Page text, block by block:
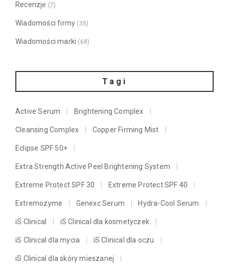
Recenzje (7)
Wiadomości firmy (35)
Wiadomości marki (68)
Tagi
Active Serum Brightening Complex
Cleansing Complex Copper Firming Mist
Eclipse SPF 50+
Extra Strength Active Peel Brightening System
Extreme Protect SPF 30 Extreme Protect SPF 40
Extremozyme Genexc Serum Hydra-Cool Serum
iS Clinical iS Clinical dla kosmetyczek
iS Clinical dla mycia iS Clinical dla oczu
iS Clinical dla skóry mieszanej